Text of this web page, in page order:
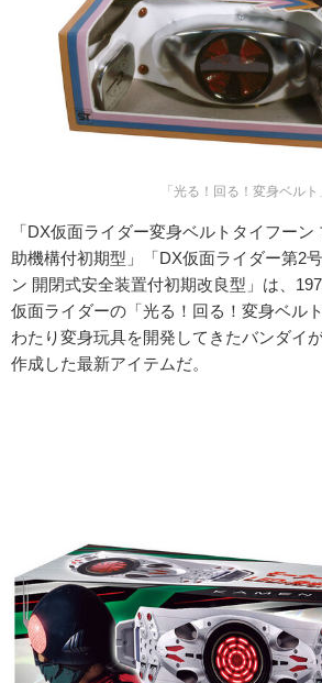
「光る！回る！変身ベルト
「DX仮面ライダー変身ベルトタイフー
助機構付初期型」「DX仮面ライダー第2
ン 開閉式安全装置付初期改良型」は、
仮面ライダーの「光る！回る！変身ベル
わたり変身玩具を開発してきたバンダイ
作成した最新アイテムだ。